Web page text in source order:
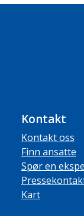
Kontakt
Kontakt oss
Finn ansatte
Spør en
Kart